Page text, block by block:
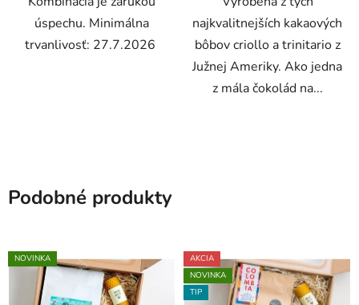
úspechu. Minimálna
trvanlivosť: 27.7.2026
najkvalitnejších kakaových
bôbov criollo a trinitario z
Južnej Ameriky. Ako jedna
z mála čokolád na...
Podobné produkty
NOVINKA
AKCIA
NOVINKA
TIP